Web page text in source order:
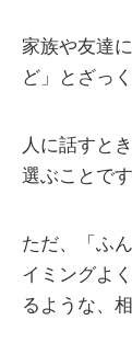
家族や友達
ど」とざっ
人に話すと
選ぶことです
ただ、「ふ
イミングよ
るような、